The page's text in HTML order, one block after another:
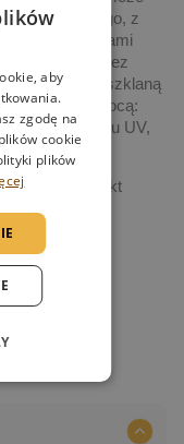
graficznego, z
figurami
przez
(lub inną szklaną
(za pomocą:
i 3D, nadruku UV,
CNC)
– każdy produkt
2D
aby
zgodę na
cookie
plików